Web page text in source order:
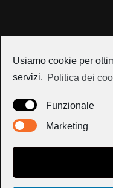
Usiamo cookie per
servizi. Politica dei
Funzionale
Marketing